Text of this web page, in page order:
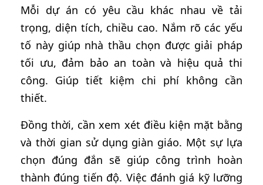
Mỗi dự án có yêu cầu khác nhau về tải
trọng, diện tích, chiều cao. Nắm rõ các yếu
tố này giúp nhà thầu chọn được giải pháp
tối ưu, đảm bảo an toàn và hiệu quả thi
công. Giúp tiết kiệm chi phí không cần
thiết.
Đồng thời, cần xem xét điều kiện mặt bằng
và thời gian sử dụng giàn giáo. Một sự lựa
chọn đúng đắn sẽ giúp công trình hoàn
thành đúng tiến độ. Việc đánh giá kỹ lưỡng